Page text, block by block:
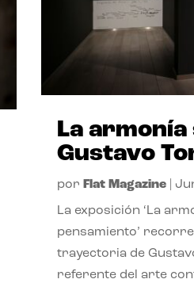
La
Gustavo
por Flat Magazine|
La exposición ‘La
pensamiento’
trayectoria de
referente del arte